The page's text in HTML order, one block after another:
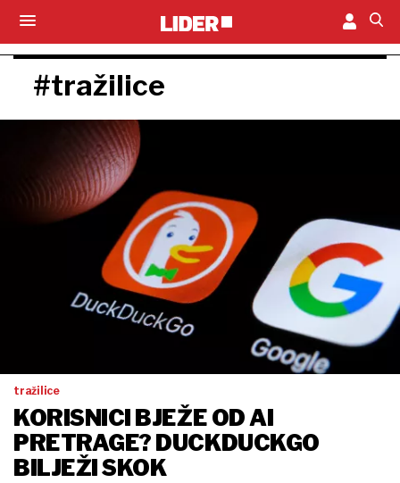
#tražilice
tražilice
KORISNICI BJEŽE OD AI
PRETRAGE? DUCKDUCKGO
BILJEŽI SKOK